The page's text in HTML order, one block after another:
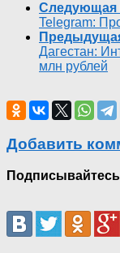
Следующая
Telegram:
Дагестан:
млн рублей
Добавить